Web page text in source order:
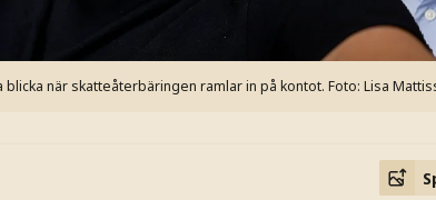
blicka när skatteåterbäringen ramlar in på kontot. Foto: Lisa